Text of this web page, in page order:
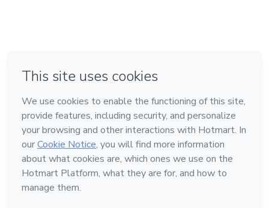
Feito com ❤ em Bogotá
Conheça a Hotmart
Idioma
Português